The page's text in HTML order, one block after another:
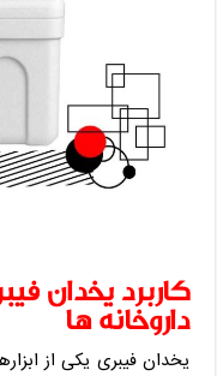
کاربرد یخدان
داروخانه‌ ها
یخدان فیبری یکی از